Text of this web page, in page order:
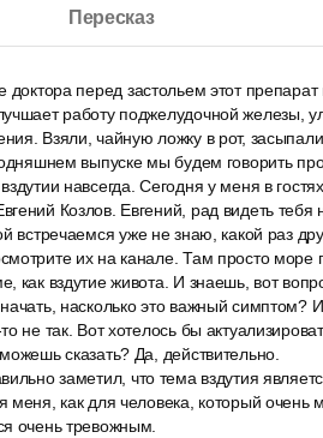
Пересказ
доктора перед застольем этот
работу поджелудочной железы,
Взяли, чайную ложку в рот,
выпуске мы будем говорить
навсегда. Сегодня у меня в
Козлов. Евгений, рад видеть
встречаемся уже не знаю, какой раз
их на канале. Там просто
как вздутие живота. И знаешь, вот
насколько это важный симптом?
не так. Вот хотелось бы
сказать? Да, действительно.
заметил, что тема вздутия
меня, как для человека, который очень
очень тревожным.